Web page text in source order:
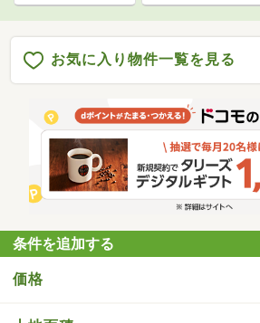
お気に入り物件一覧を見る
条件を追加する
価格